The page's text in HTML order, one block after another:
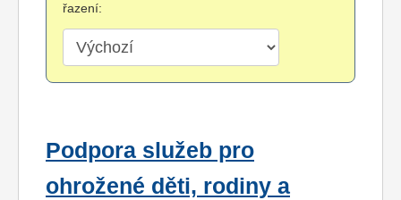
řazení:
Podpora služeb pro
ohrožené děti, rodiny a